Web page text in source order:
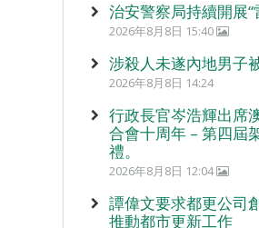
治安警察局持續開展
2026年8月8日 15:40
涉殺人未遂內地男子
2026年8月8日 14:24
行政長官岑浩輝出席
合會十周年 – 第四屆
禮。
2026年8月8日 12:04
譚偉文要求都更公司
推動都市更新工作